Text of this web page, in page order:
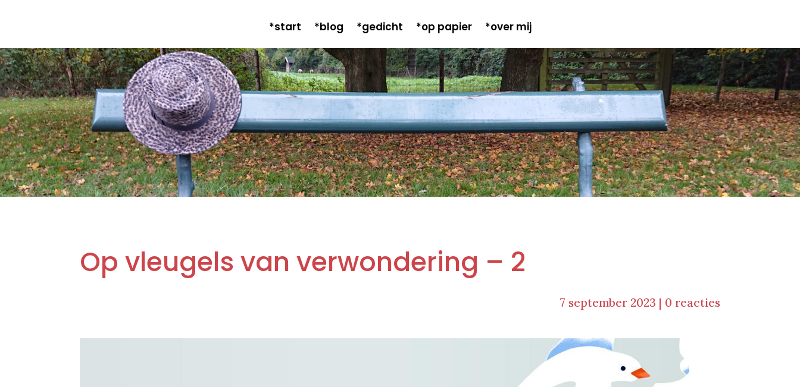
*start *blog *gedicht *op papier *over mij
Op vleugels van verwondering – 2
7 september 2023 | 0 reacties